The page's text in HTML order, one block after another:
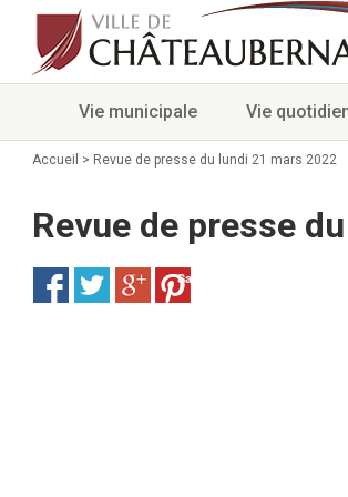
Vie municipale Vie
Accueil > Revue de presse du lundi 21 mars 2022
Revue de presse
Save